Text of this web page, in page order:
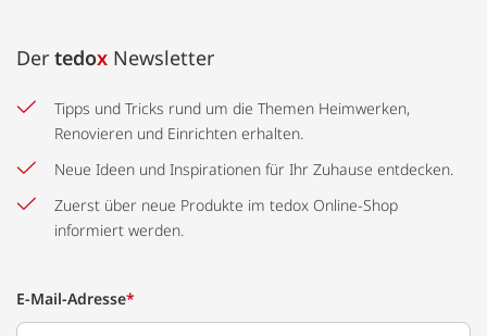
Der tedox Newsletter
Tipps und Tricks rund um die Themen Heimwerken,
Renovieren und Einrichten erhalten.
Neue Ideen und Inspirationen für Ihr Zuhause entdecken.
Zuerst über neue Produkte im tedox Online-Shop
informiert werden.
E-Mail-Adresse*